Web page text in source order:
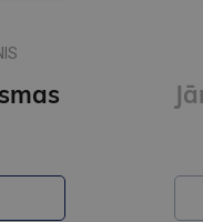
Jāņu nakts dančus un ne tikai spēle kapela Karikste